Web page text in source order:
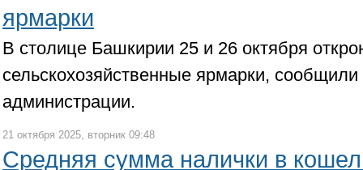
ярмарки
В столице Башкирии 25 и 26 октября
сельскохозяйственные ярмарки, сообщили
администрации.
21 октября 2025, вторник 09:48
Средняя сумма налички в